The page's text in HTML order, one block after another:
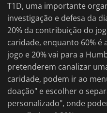
T1D, uma importante
investigação e defesa da
20% da contribuição do
caridade, enquanto 60%
jogo e 20% vai para a
pretenderem canalizar
caridade, podem ir ao
doação" e escolher o
personalizado", onde